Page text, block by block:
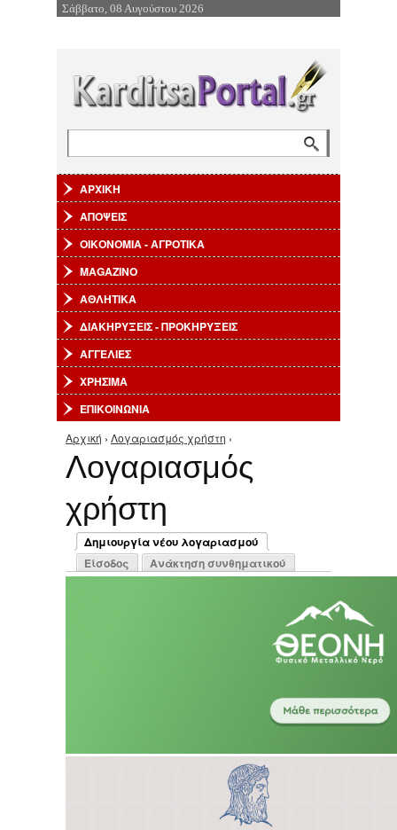
Επιστροφή στην Πλοήγηση
Σάββατο, 08 Αυγούστου 2026
ΑΡΧΙΚΗ
ΑΠΟΨΕΙΣ
ΟΙΚΟΝΟΜΙΑ - ΑΓΡΟΤΙΚΑ
MAGAZINO
ΑΘΛΗΤΙΚΑ
ΔΙΑΚΗΡΥΞΕΙΣ - ΠΡΟΚΗΡΥΞΕΙΣ
ΑΓΓΕΛΙΕΣ
ΧΡΗΣΙΜΑ
ΕΠΙΚΟΙΝΩΝΙΑ
Είστε εδώ
Αρχική › Λογαριασμός χρήστη ›
Λογαριασμός
χρήστη
Πρωτεύουσες καρτέλες
Δημιουργία νέου λογαριασμού
(ενεργή καρτέλα)
Είσοδος Ανάκτηση συνθηματικού